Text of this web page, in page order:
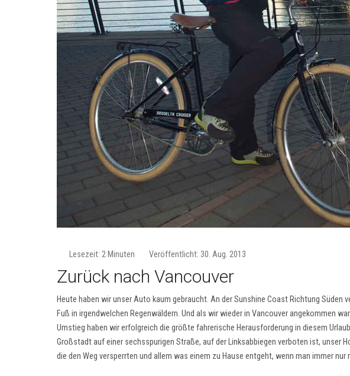
Lesezeit: 2 Minuten Veröffentlicht: 30. Aug. 2013
Zurück nach Vancouver
Heute haben wir unser Auto kaum gebraucht. An der Sunshine Coast Richtung
Fuß in irgendwelchen Regenwäldern. Und als wir wieder in Vancouver angekommen
Umstieg haben wir erfolgreich die größte fahrerische Herausforderung in diesem
Großstadt auf einer sechsspurigen Straße, auf der Linksabbiegen verboten ist, unser
die den Weg versperrten und allem was einem zu Hause entgeht, wenn man immer